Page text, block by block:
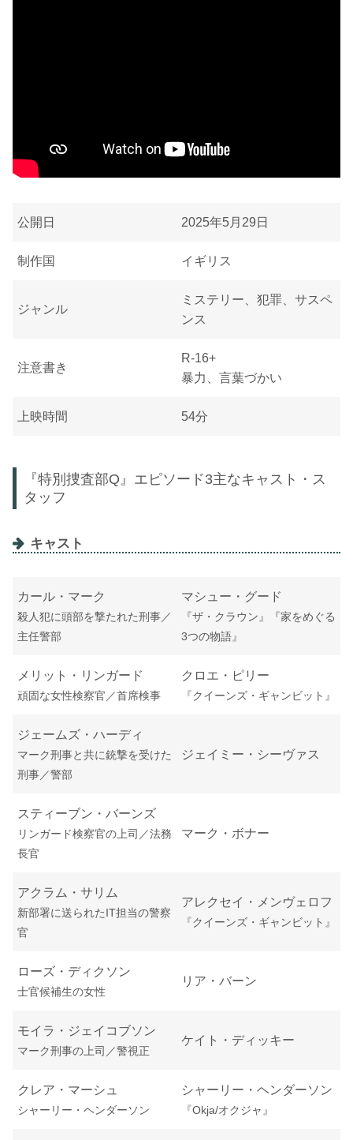
公開日 2025年5月29日
制作国 イギリス
ジャンル
ミステリー、犯罪、サスペ
ンス
注意書き
R-16+
暴力、言葉づかい
上映時間 54分
『特別捜査部Q』エピソード3主なキャスト・ス
タッフ
キャスト
カール・マーク
殺人犯に頭部を撃たれた刑事／
主任警部
マシュー・グード
『ザ・クラウン』『家をめぐる
3つの物語』
メリット・リンガード
頑固な女性検察官／首席検事
クロエ・ピリー
『クイーンズ・ギャンビット』
ジェームズ・ハーディ
マーク刑事と共に銃撃を受けた
刑事／警部
ジェイミー・シーヴァス
スティーブン・バーンズ
リンガード検察官の上司／法務
長官
マーク・ボナー
アクラム・サリム
新部署に送られたIT担当の警察
官
アレクセイ・メンヴェロフ
『クイーンズ・ギャンビット』
ローズ・ディクソン
士官候補生の女性
リア・バーン
モイラ・ジェイコブソン
マーク刑事の上司／警視正
ケイト・ディッキー
クレア・マーシュ
シャーリー・ヘンダーソン
シャーリー・ヘンダーソン
『Okja/オクジャ』